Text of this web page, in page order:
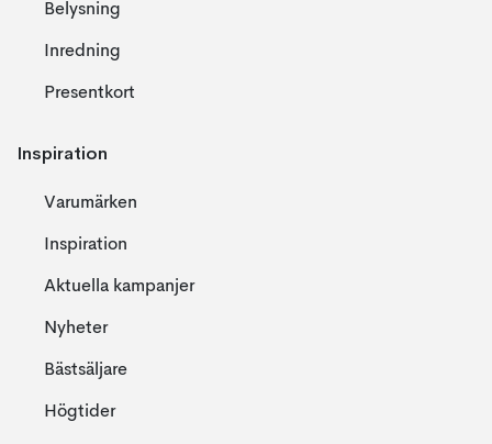
Belysning
Inredning
Presentkort
Inspiration
Varumärken
Inspiration
Aktuella kampanjer
Nyheter
Bästsäljare
Högtider